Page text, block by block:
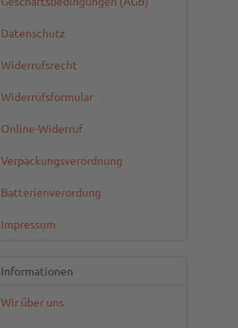
Datenschutz
Widerrufsrecht
Widerrufsformular
Online-Widerruf
Verpackungsverordnung
Batterienverordung
Impressum
Informationen
Wir über uns